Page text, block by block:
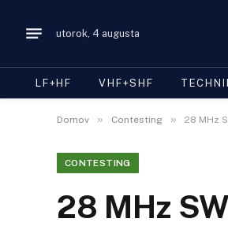
utorok, 4 augusta
LF+HF VHF+SHF
Domov » Contesting » 28 MHz
CONTESTING
28 MHz